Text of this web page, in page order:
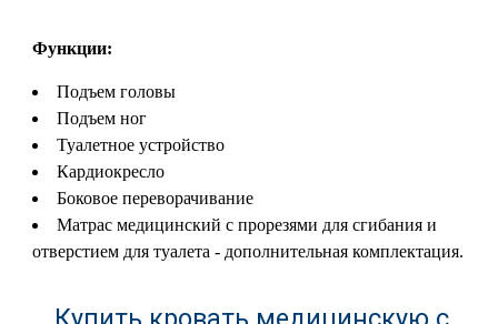
Функции:
Подъем головы
Подъем ног
Туалетное устройство
Кардиокресло
Боковое переворачивание
Матрас медицинский с прорезями для сгибания и
отверстием для туалета - дополнительная комплектация.